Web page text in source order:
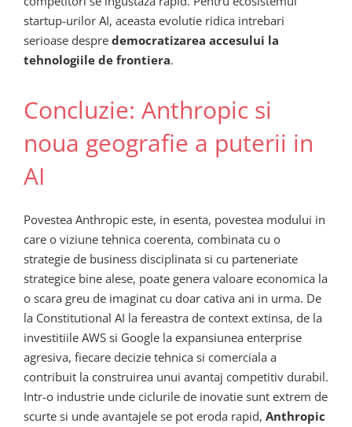
startup-urilor AI, aceasta evolutie ridica intrebari
serioase despre democratizarea accesului la
tehnologiile de frontiera.
Concluzie: Anthropic si
noua geografie a puterii in
AI
Povestea Anthropic este, in esenta, povestea modului in
care o viziune tehnica coerenta, combinata cu o
strategie de business disciplinata si cu parteneriate
strategice bine alese, poate genera valoare economica la
o scara greu de imaginat cu doar cativa ani in urma. De
la Constitutional AI la fereastra de context extinsa, de la
investitiile AWS si Google la expansiunea enterprise
agresiva, fiecare decizie tehnica si comerciala a
contribuit la construirea unui avantaj competitiv durabil.
Intr-o industrie unde ciclurile de inovatie sunt extrem de
scurte si unde avantajele se pot eroda rapid, Anthropic